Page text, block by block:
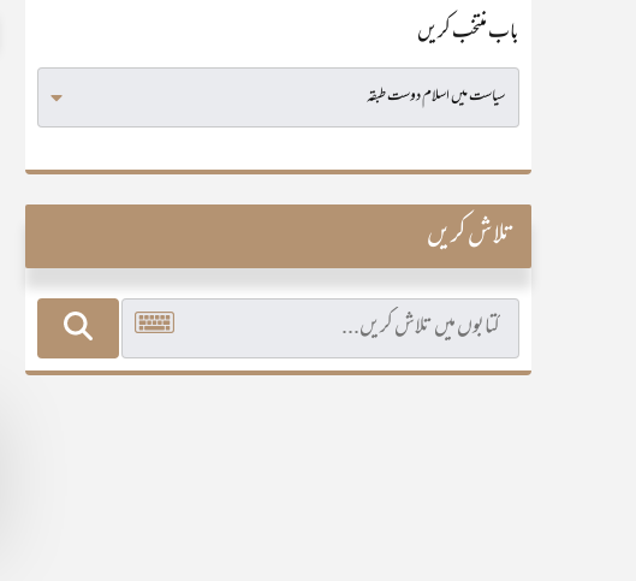
باب منتخب کریں
تلاش کریں